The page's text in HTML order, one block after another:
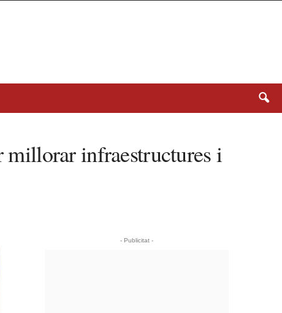
millorar infraestructures i
- Publicitat -